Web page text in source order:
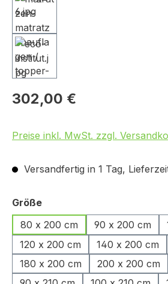
302,00 €
Preise inkl. MwSt. zzgl.
Versandfertig in 1 Tag,
Größeauswählen
80 x 200 cm
90 x 200 cm
120 x 200 cm
140 x 200 cm
180 x 200 cm
200 x 200 cm